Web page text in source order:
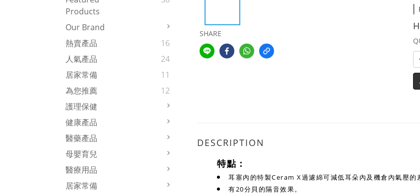
Products
Our Brand
熱賣產品
16
人氣產品
24
居家常備
11
為您推薦
12
護理保健
健康產品
醫藥產品
母嬰育兒
醫療用品
居家常備
SHARE
DESCRIPTION
特點：
耳塞內的特製Ceram X過濾綿可減低耳朵內及機倉內氣壓的
有20分貝的隔音效果。